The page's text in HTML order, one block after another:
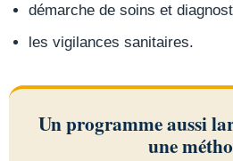
démarche de soins et
les vigilances sanitaires.
Un programme aussi
une